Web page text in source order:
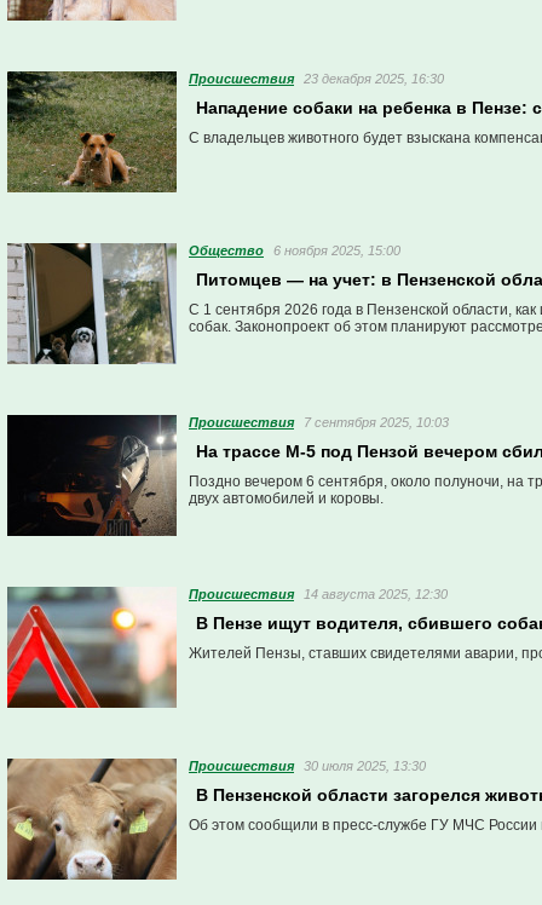
Проиcшествия 23 декабря 2025, 16:30
Нападение собаки на ребенка в Пензе:
С владельцев животного будет взыскана
Общество 6 ноября 2025, 15:00
Питомцев — на учет: в Пензенской
С 1 сентября 2026 года в Пензенской области,
собак. Законопроект об этом планируют
Проиcшествия 7 сентября 2025, 10:03
На трассе М-5 под Пензой вечером
Поздно вечером 6 сентября, около полуночи, на
двух автомобилей и коровы.
Проиcшествия 14 августа 2025, 12:30
В Пензе ищут водителя, сбившего
Жителей Пензы, ставших свидетелями аварии,
Проиcшествия 30 июля 2025, 13:30
В Пензенской области загорелся
Об этом сообщили в пресс-службе ГУ МЧС России